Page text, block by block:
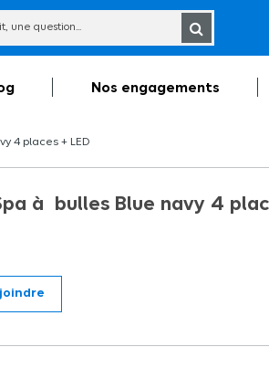
4 places + LED
Nos engagements
à bulles Blue navy 4
places + 2 appuis-tête supplémentaires + 1 porte